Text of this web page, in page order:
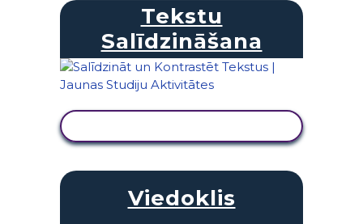
Tekstu
Salīdzināšana
Viedoklis